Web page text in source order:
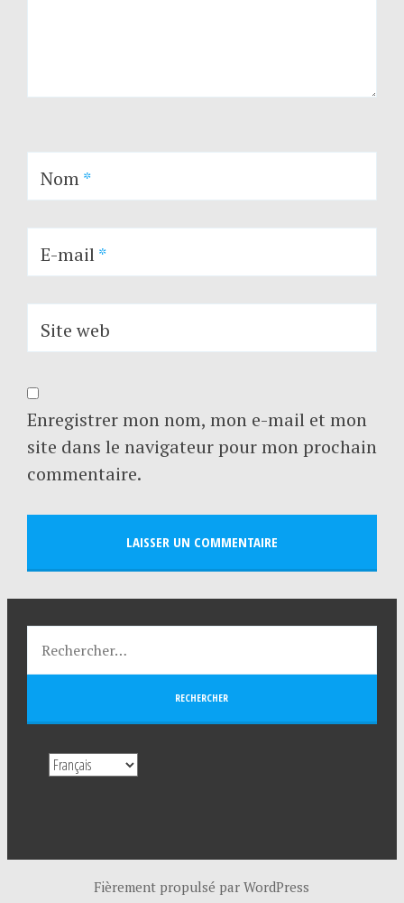
Nom*
E-mail*
Site web
Enregistrer mon nom, mon e-mail et mon
site dans le navigateur pour mon prochain
commentaire.
Fièrement propulsé par WordPress